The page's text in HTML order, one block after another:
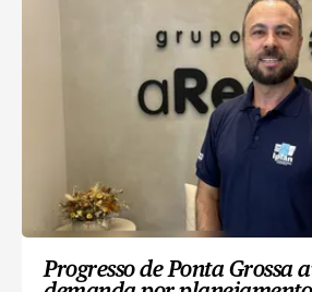
Progresso de Ponta Grossa